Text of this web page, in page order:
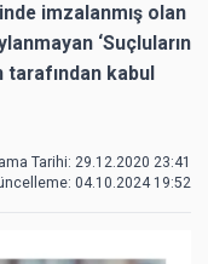
imzalanmış olan
‘Suçluların
tarafından kabul
Tarihi: 29.12.2020 23:41
04.10.2024 19:52